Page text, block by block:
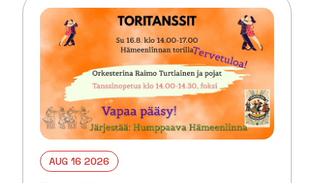
AUG 16 2026